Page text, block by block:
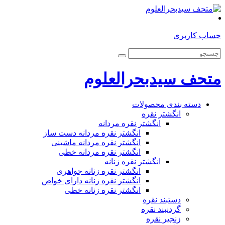
حساب کاربری
متحف سیدبحرالعلوم
دسته بندی محصولات
انگشتر نقره
انگشتر نقره مردانه
انگشتر نقره مردانه دست ساز
انگشتر نقره مردانه ماشینی
انگشتر نقره مردانه خطی
انگشتر نقره زنانه
انگشتر نقره زنانه جواهری
انگشتر نقره زنانه دارای خواص
انگشتر نقره زنانه خطی
دستبند نقره
گردنبند نقره
زنجیر نقره